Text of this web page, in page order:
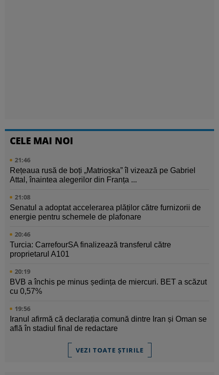
CELE MAI NOI
21:46
Rețeaua rusă de boți „Matrioșka” îl vizează pe Gabriel
Attal, înaintea alegerilor din Franța ...
21:08
Senatul a adoptat accelerarea plăților către furnizorii de
energie pentru schemele de plafonare
20:46
Turcia: CarrefourSA finalizează transferul către
proprietarul A101
20:19
BVB a închis pe minus ședința de miercuri. BET a scăzut
cu 0,57%
19:56
Iranul afirmă că declarația comună dintre Iran și Oman se
află în stadiul final de redactare
VEZI TOATE ȘTIRILE